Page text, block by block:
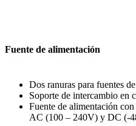
Fuente de alimentación
Dos ranuras para fuentes
Soporte de intercambio en
Fuente de alimentación
AC (100 – 240V) y DC (-